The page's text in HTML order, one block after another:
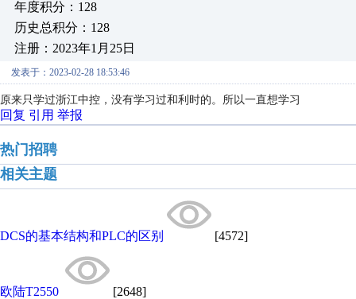
年度积分：128
历史总积分：128
注册：2023年1月25日
发表于：2023-02-28 18:53:46
原来只学过浙江中控，没有学习过和利时的。所以一直想学习
回复 引用 举报
热门招聘
相关主题
DCS的基本结构和PLC的区别 [4572]
欧陆T2550 [2648]